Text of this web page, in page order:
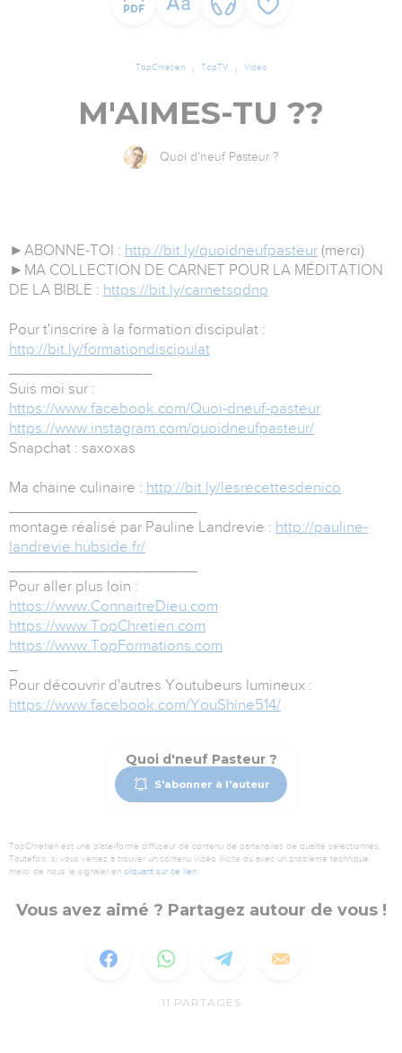
TopChrétien TopTV Vidéo
M'AIMES-TU ??
Quoi d'neuf Pasteur ?
►ABONNE-TOI : http://bit.ly/quoidneufpasteur (merci)
►MA COLLECTION DE CARNET POUR LA MÉDITATION
DE LA BIBLE : https://bit.ly/carnetsqdnp
Pour t'inscrire à la formation discipulat :
http://bit.ly/formationdiscipulat
Suis moi sur :
https://www.facebook.com/Quoi-dneuf-pasteur
https://www.instagram.com/quoidneufpasteur/
Snapchat : saxoxas
Ma chaine culinaire : http://bit.ly/lesrecettesdenico
montage réalisé par Pauline Landrevie : http://pauline-
landrevie.hubside.fr/
Pour aller plus loin :
https://www.ConnaitreDieu.com
https://www.TopChretien.com
https://www.TopFormations.com
Pour découvrir d'autres Youtubeurs lumineux :
https://www.facebook.com/YouShine514/
Quoi d'neuf Pasteur ?
S'abonner à l'auteur
TopChrétien est une plate-forme diffuseur de contenu de partenaires de qualité sélectionnés.
Toutefois, si vous veniez à trouver un contenu vidéo illicite ou avec un problème technique,
merci de nous le signaler en cliquant sur ce lien.
Vous avez aimé ? Partagez autour de vous !
11 PARTAGES